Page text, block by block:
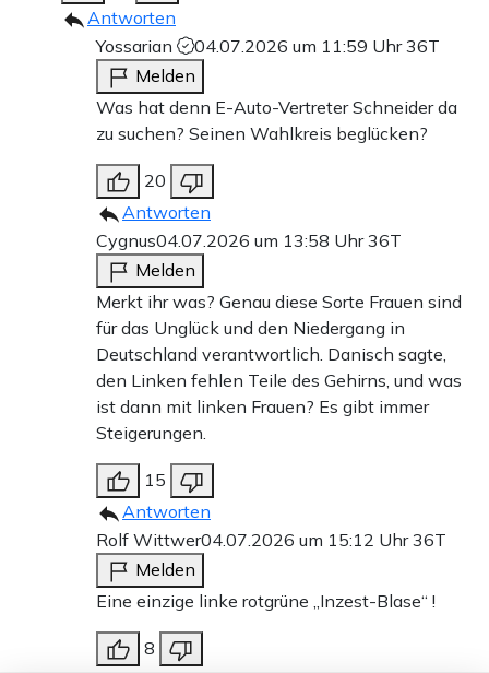
Antworten
Yossarian
04.07.2026 um 11:59 Uhr36T
Melden
Was hat denn E-Auto-Vertreter Schneider da
zu suchen? Seinen Wahlkreis beglücken?
20
Antworten
Cygnus04.07.2026 um 13:58 Uhr36T
Melden
Merkt ihr was? Genau diese Sorte Frauen sind
für das Unglück und den Niedergang in
Deutschland verantwortlich. Danisch sagte,
den Linken fehlen Teile des Gehirns, und was
ist dann mit linken Frauen? Es gibt immer
Steigerungen.
15
Antworten
Rolf Wittwer04.07.2026 um 15:12 Uhr36T
Melden
Eine einzige linke rotgrüne „Inzest-Blase“ !
8